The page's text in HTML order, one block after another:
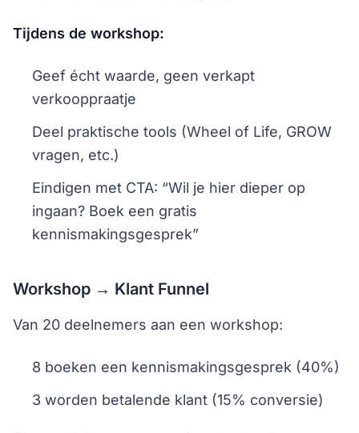
Tijdens de workshop:
Geef écht waarde, geen verkapt
verkooppraatje
Deel praktische tools (Wheel of Life, GROW
vragen, etc.)
Eindigen met CTA: “Wil je hier dieper op
ingaan? Boek een gratis
kennismakingsgesprek”
Workshop → Klant Funnel
Van 20 deelnemers aan een workshop:
8 boeken een kennismakingsgesprek (40%)
3 worden betalende klant (15% conversie)